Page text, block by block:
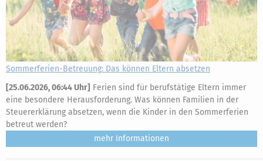
Sommerferien-Betreuung: Das können Eltern absetzen
[25.06.2026, 06:44 Uhr] Ferien sind für berufstätige Eltern immer
eine besondere Herausforderung. Was können Familien in der
Steuererklärung absetzen, wenn die Kinder in den Sommerferien
betreut werden?
mehr